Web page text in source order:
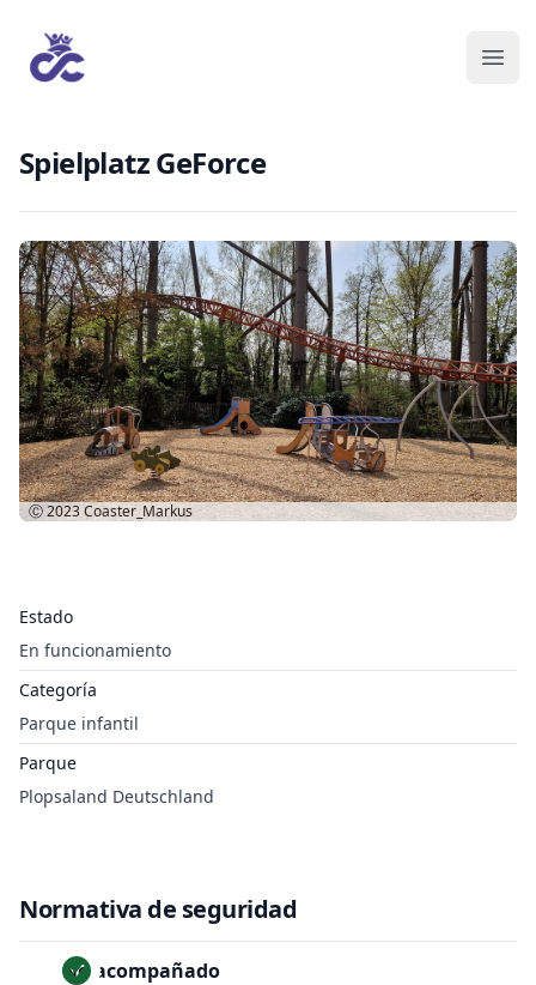
Spielplatz GeForce
Estado
En funcionamiento
Categoría
Parque infantil
Parque
Plopsaland Deutschland
Ⓒ 2023Coaster_Markus
Normativa de seguridad
No acompañado